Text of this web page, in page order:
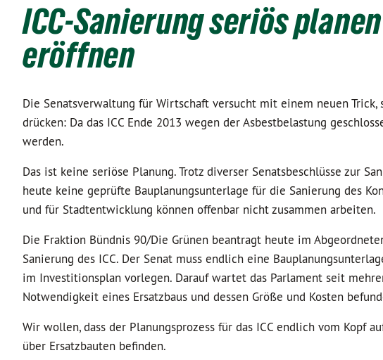
ICC-Sanierung seriös
eröffnen
Die Senatsverwaltung für Wirtschaft versucht mit einem neuen
drücken: Da das ICC Ende 2013 wegen der Asbestbelastung
werden.
Das ist keine seriöse Planung. Trotz diverser Senatsbeschlüsse zur
heute keine geprüfte Bauplanungsunterlage für die Sanierung des
und für Stadtentwicklung können offenbar nicht zusammen arbeiten.
Die Fraktion Bündnis 90/Die Grünen beantragt heute im
Sanierung des ICC. Der Senat muss endlich eine
im Investitionsplan vorlegen. Darauf wartet das Parlament seit
Notwendigkeit eines Ersatzbaus und dessen Größe und Kosten
Wir wollen, dass der Planungsprozess für das ICC endlich vom Kopf
über Ersatzbauten befinden.